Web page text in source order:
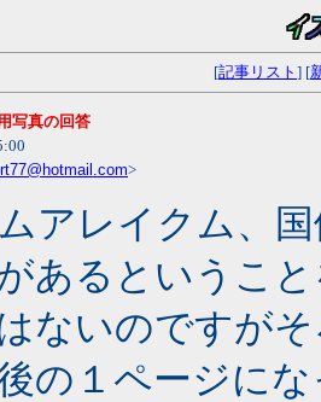
[記事リスト ] [
写真の回答
>
アレイクム、
あるというこ
ないのですが
の１ページに